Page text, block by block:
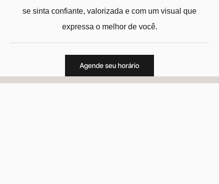
se sinta confiante, valorizada e com um visual que
expressa o melhor de você.
Agende seu horário